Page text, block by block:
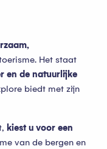
Het staat
en de natuurlijke
biedt met zijn
kiest u voor een
van de bergen en